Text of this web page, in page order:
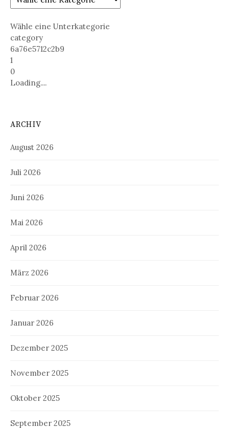
Wähle eine Unterkategorie
category
6a76e5712c2b9
1
0
Loading....
ARCHIV
August 2026
Juli 2026
Juni 2026
Mai 2026
April 2026
März 2026
Februar 2026
Januar 2026
Dezember 2025
November 2025
Oktober 2025
September 2025